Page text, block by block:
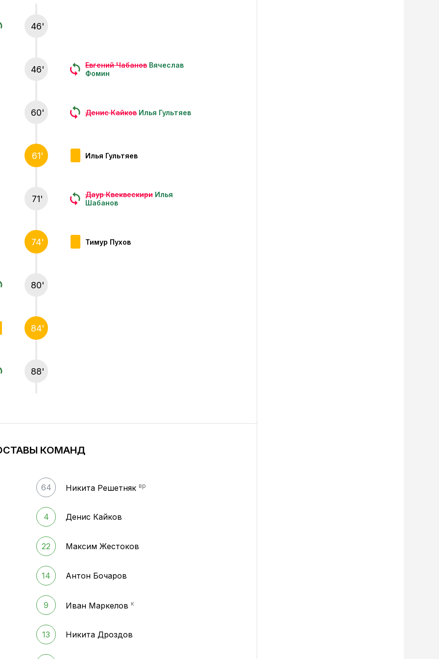
46'
46' Евгений Чабанов Вячеслав
Фомин
60' Денис Кайков Илья Гультяев
61' Илья Гультяев
71' Даур Квеквескири Илья
Шабанов
74' Тимур Пухов
80'
84'
88'
КОМАНД
64 Никита Решетняк вр
4 Денис Кайков
22 Максим Жестоков
14 Антон Бочаров
9 Иван Маркелов к
13 Никита Дроздов